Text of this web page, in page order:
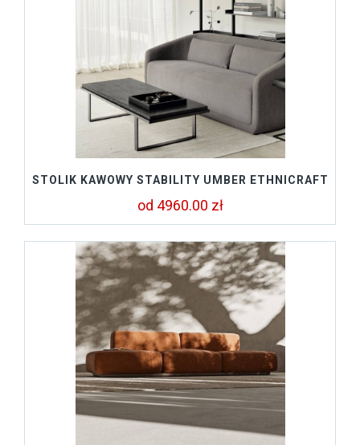
STOLIK KAWOWY STABILITY UMBER ETHNICRAFT
od 4960.00 zł